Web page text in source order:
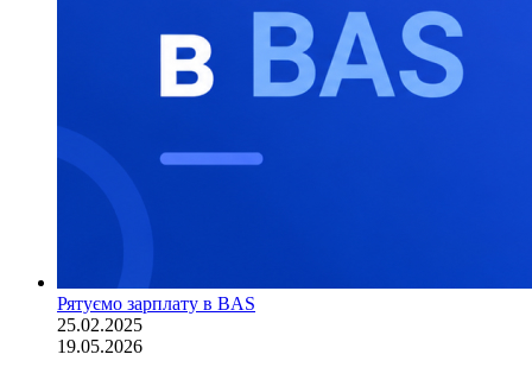
Рятуємо зарплату в BAS
25.02.2025
19.05.2026